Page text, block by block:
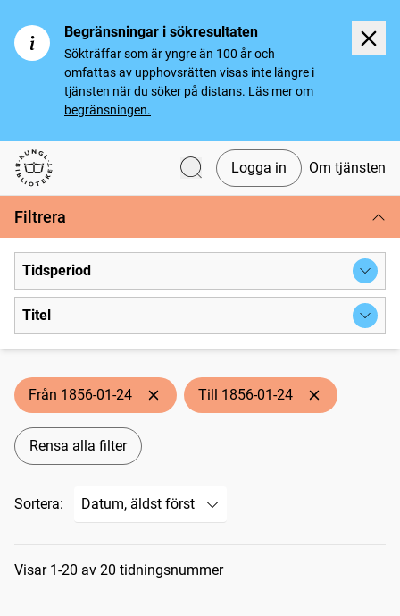
Begränsningar i sökresultaten
Sökträffar som är yngre än 100 år och
omfattas av upphovsrätten visas inte längre i
tjänsten när du söker på distans. Läs mer om
begränsningen.
Svenska tidningar
Logga in Om tjänsten
Filtrera
Tidsperiod
Titel
Från 1856-01-24 Till 1856-01-24
Rensa alla filter
Sortera:
Sökresultat
Visar 1-20 av 20 tidningsnummer